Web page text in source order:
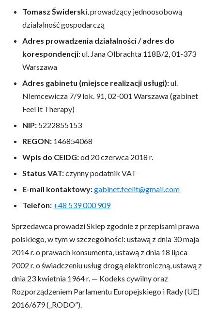
Tomasz Świderski , prowadzący jednoosobową
działalność gospodarczą
Adres prowadzenia działalności / adres do
korespondencji:ul. Jana Olbrachta 118B/2, 01-373
Warszawa
Adres gabinetu (miejsce realizacji usługi):ul.
Niemcewicza 7/9 lok. 91, 02-001 Warszawa (gabinet
Feel It Therapy)
NIP: 5222855153
REGON: 146854068
Wpis do CEIDG:od 20 czerwca 2018 r.
Status VAT:czynny podatnik VAT
E-mail kontaktowy:gabinet.feelit@gmail.com
Telefon: +48 539 000 909
Sprzedawca prowadzi Sklep zgodnie z przepisami prawa
polskiego, w tym w szczególności: ustawą z dnia 30 maja
2014 r. o prawach konsumenta, ustawą z dnia 18 lipca
2002 r. o świadczeniu usług drogą elektroniczną, ustawą z
dnia 23 kwietnia 1964 r. — Kodeks cywilny oraz
Rozporządzeniem Parlamentu Europejskiego i Rady (UE)
2016/679 („RODO”).